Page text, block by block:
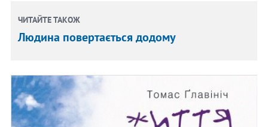
ЧИТАЙТЕ ТАКОЖ
Людина повертається додому